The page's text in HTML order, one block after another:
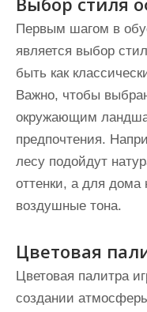
Первым шагом в
является выбор
быть как
Важно, чтобы
окружающим
предпочтения.
лесу подойдут
оттенки, а для дома
воздушные тона.
Цветовая
Цветовая палитра
создании